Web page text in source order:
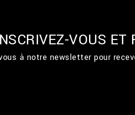
VOUS ET
à notre newsletter pour